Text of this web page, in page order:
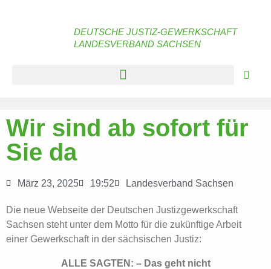
DEUTSCHE JUSTIZ-GEWERKSCHAFT
LANDESVERBAND SACHSEN
Wir sind ab sofort für
Sie da
März 23, 2025 19:52 Landesverband Sachsen
Die neue Webseite der Deutschen Justizgewerkschaft
Sachsen steht unter dem Motto für die zukünftige Arbeit
einer Gewerkschaft in der sächsischen Justiz:
ALLE SAGTEN: – Das geht nicht